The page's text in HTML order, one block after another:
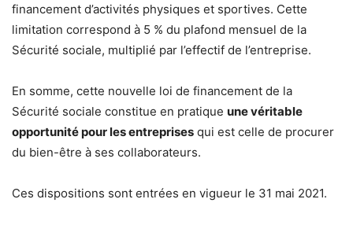
financement d’activités physiques et sportives. Cette
limitation correspond à 5 % du plafond mensuel de la
Sécurité sociale, multiplié par l’effectif de l’entreprise.
En somme, cette nouvelle loi de financement de la
Sécurité sociale constitue en pratique une véritable
opportunité pour les entreprises qui est celle de procurer
du bien-être à ses collaborateurs.
Ces dispositions sont entrées en vigueur le 31 mai 2021.